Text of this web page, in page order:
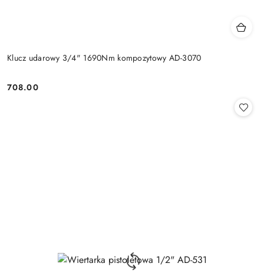
Klucz udarowy 3/4" 1690Nm kompozytowy AD-3070
Cena:
708.00